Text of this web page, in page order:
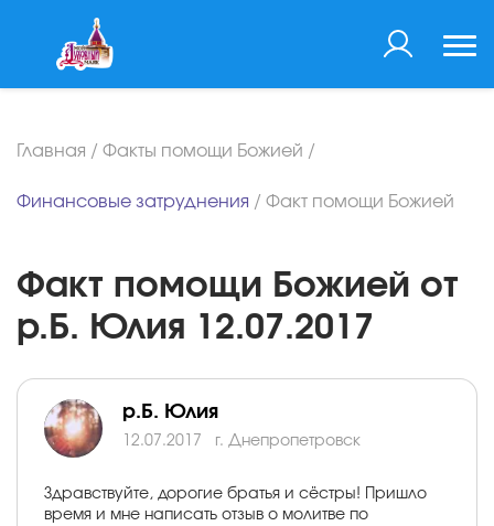
Главная / Факты помощи Божией /
Финансовые затруднения / Факт помощи Божией
Факт помощи Божией от
р.Б. Юлия 12.07.2017
р.Б. Юлия
12.07.2017 г. Днепропетровск
Здравствуйте, дорогие братья и сёстры! Пришло
время и мне написать отзыв о молитве по